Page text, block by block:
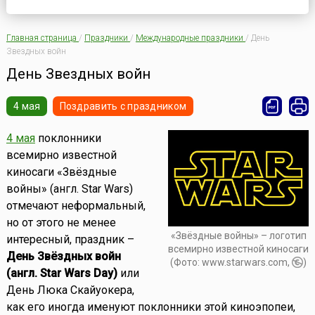
Главная страница / Праздники / Международные праздники / День
Звездных войн
День Звездных войн
4 мая Поздравить с праздником
«Звёздные войны» – логотип
всемирно известной киносаги
(Фото: www.starwars.com,
)
4 маяпоклонники
всемирно известной
киносаги «Звёздные
войны» (англ. Star Wars)
отмечают неформальный,
но от этого не менее
интересный, праздник –
День Звёздных войн
(англ. Star Wars Day)или
День Люка Скайуокера,
как его иногда именуют поклонники этой киноэпопеи,